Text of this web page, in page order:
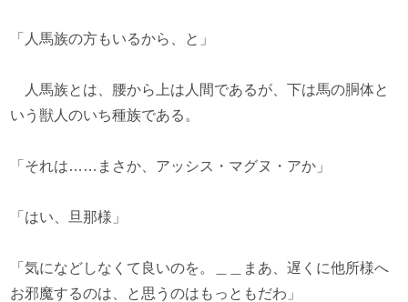
「人馬族の方もいるから、と」
人馬族とは、腰から上は人間であるが、下は馬の胴体と
いう獣人のいち種族である。
「それは……まさか、アッシス・マグヌ・アか」
「はい、旦那様」
「気になどしなくて良いのを。＿＿まあ、遅くに他所様へ
お邪魔するのは、と思うのはもっともだわ」